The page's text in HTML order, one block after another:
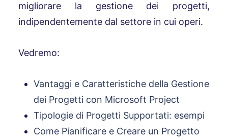
migliorare la gestione dei progetti,
indipendentemente dal settore in cui operi.
Vedremo:
Vantaggi e Caratteristiche della Gestione
dei Progetti con Microsoft Project
Tipologie di Progetti Supportati: esempi
Come Pianificare e Creare un Progetto